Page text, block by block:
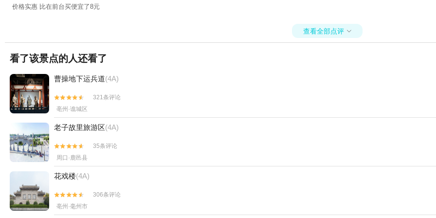
价格实惠 比在前台买便宜了8元
查看全部点评 
看了该景点的人还看了
曹操地下运兵道(4A)


321条评论
亳州·谯城区
老子故里旅游区(4A)


35条评论
周口·鹿邑县
花戏楼(4A)


306条评论
亳州·毫州市